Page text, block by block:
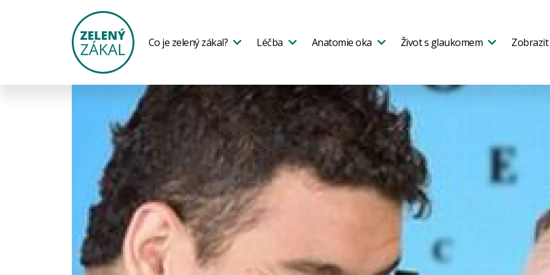
Co je zelený zákal? Léčba Anatomie oka Život s glaukomem Zobrazit